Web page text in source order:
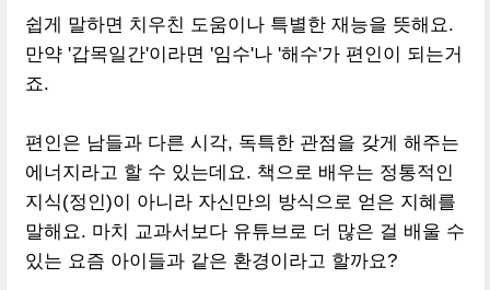
쉽게 말하면 치우친 도움이나 특별한 재능을 뜻해요.
만약 '갑목일간'이라면 '임수'나 '해수'가 편인이 되는거
죠.
편인은 남들과 다른 시각, 독특한 관점을 갖게 해주는
에너지라고 할 수 있는데요. 책으로 배우는 정통적인
지식(정인)이 아니라 자신만의 방식으로 얻은 지혜를
말해요. 마치 교과서보다 유튜브로 더 많은 걸 배울 수
있는 요즘 아이들과 같은 환경이라고 할까요?